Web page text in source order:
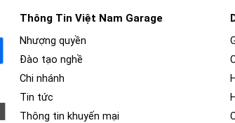
bạn. Với 4 camera được đặt ở vị trí phù hợp
đậu xe giữa một nơi đông đúc. Cố gắng chen
Thông Tin Việt Nam Garage
Nhượng quyền
Đào tạo nghề
Chi nhánh
Tin tức
Thông tin khuyến mại